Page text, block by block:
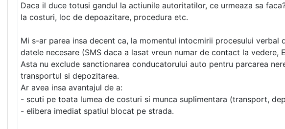
Daca il duce totusi gandul la actiunile autoritatilor, ce urmeaza sa
la costuri, loc de depoazitare, procedura etc.
Mi s-ar parea insa decent ca, la momentul intocmirii procesului
datele necesare (SMS daca a lasat vreun numar de contact la
Asta nu exclude sanctionarea conducatorului auto pentru parcarea
transportul si depozitarea.
Ar avea insa avantajul de a:
- scuti pe toata lumea de costuri si munca suplimentara (transport,
- elibera imediat spatiul blocat pe strada.